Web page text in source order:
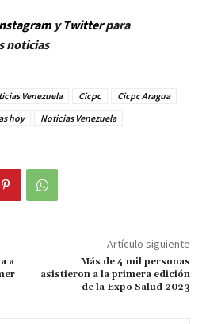
yTwitterpara
noticias
Venezuela Cicpc
Cicpc Aragua
hoy
Noticias Venezuela
a
Artículo siguiente
Más de 4 mil personas
asistieron a la primera edición
de la Expo Salud 2023